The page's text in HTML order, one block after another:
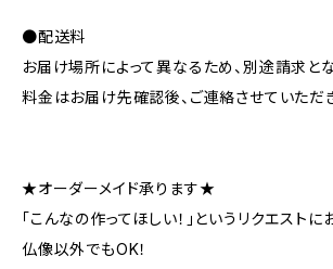
●配送料
お届け場所によって異なるため、別途請求とな
料金はお届け先確認後、ご連絡させていただき
★オーダーメイド承ります★
「こんなの作ってほしい！」というリクエストに
仏像以外でもOK！